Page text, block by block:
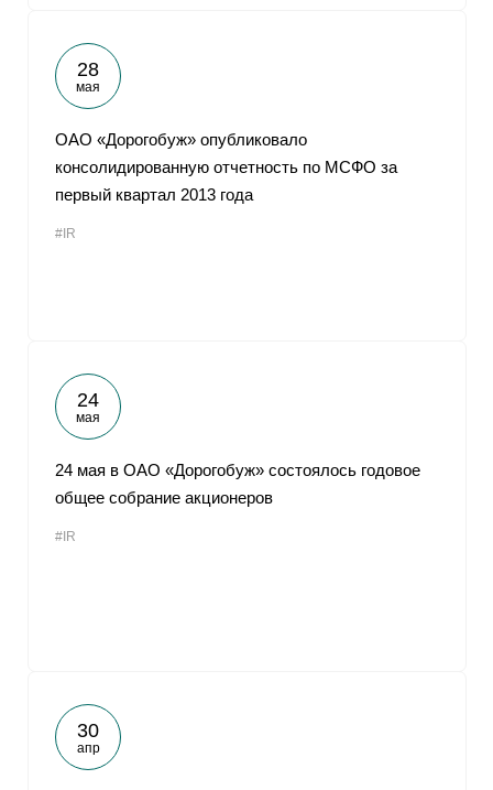
28
мая
ОАО «Дорогобуж» опубликовало
консолидированную отчетность по МСФО за
первый квартал 2013 года
#IR
24
мая
24 мая в ОАО «Дорогобуж» состоялось годовое
общее собрание акционеров
#IR
30
апр